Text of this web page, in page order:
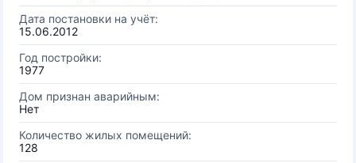
Дата постановки на учёт:
15.06.2012
Год постройки:
1977
Дом признан аварийным:
Нет
Количество жилых помещений:
128